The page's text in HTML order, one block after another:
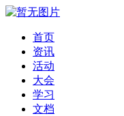
首页
资讯
活动
大会
学习
文档